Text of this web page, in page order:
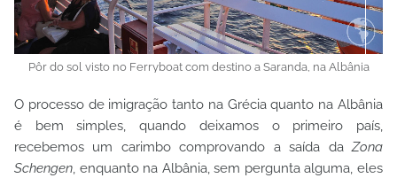
Pôr do sol visto no Ferryboat com destino a Saranda, na Albânia
O processo de imigração tanto na Grécia quanto na Albânia
é bem simples, quando deixamos o primeiro país,
recebemos um carimbo comprovando a saída daZona
Schengen, enquanto na Albânia, sem pergunta alguma, eles